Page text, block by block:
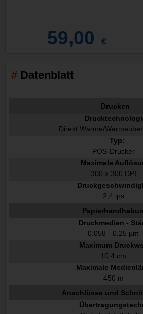
59,00 €
Datenblatt
Drucken
Direkt Wärme/
Typ:
POS-Drucker
Maximale
300 x 300 DPI
2,4 ips
Druckmedien -
0.058 - 0.25 µm
Maximum
10,4 cm
Maximale
450 m
Anschlüsse und